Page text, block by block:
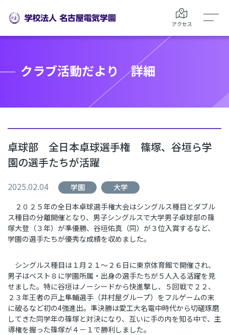
アクセス
クラブ活動だより 詳細
卓球部 全日本卓球選手権 篠塚、谷垣ら学
園の選手たちが活躍
2025.02.04 学園
大学
２０２５年の全日本卓球選手権大会はシングルス種目とダブル
ス種目の分離開催となり、男子シングルスで大学男子卓球部の篠
塚大登（３年）が準優勝、谷垣佑真（同）が３位入賞するなど、
学園の選手たちが優秀な成績を収めました。
シングルス種目は１月２１〜２６日に東京体育館で開催され、
男子はベスト８に学園所属・出身の選手たちが５人入る活躍を見
せました。特に谷垣はノーシードから快進撃し、５回戦で２２、
２３年王者の戸上隼輔選手（井村屋グループ）をフルゲームの末
に破るなど初の4強進出。準決勝は愛工大名電中時代から切磋琢磨
してきた同学年の篠塚と対決になり、互いに手の内を知る中で、主
導権を握った篠塚が４－１で勝利しました。